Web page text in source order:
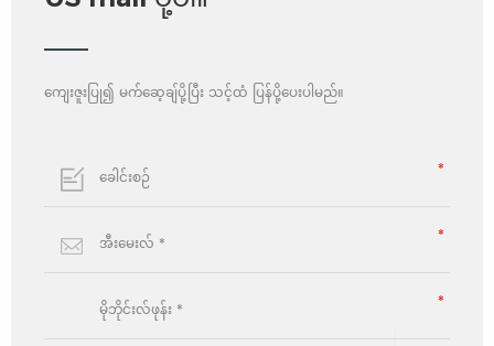
ကျေးဇူးပြု၍ မက်ဆေ့ချ်ပို့ပြီး သင့်ထံ ပြန်ပို့ပေးပါမည်။